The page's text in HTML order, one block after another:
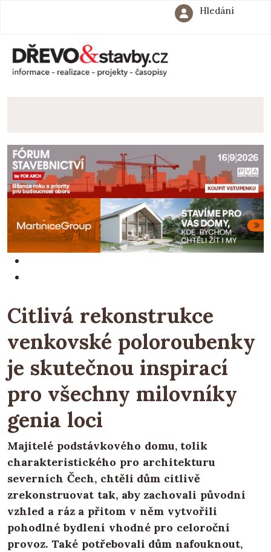
Hledání
Citlivá rekonstrukce
venkovské poloroubenky
je skutečnou inspirací
pro všechny milovníky
genia loci
Majitelé podstávkového domu, tolik
charakteristického pro architekturu
severních Čech, chtěli dům citlivě
zrekonstruovat tak, aby zachovali původní
vzhled a ráz a přitom v něm vytvořili
pohodlné bydlení vhodné pro celoroční
provoz. Také potřebovali dům nafouknout,